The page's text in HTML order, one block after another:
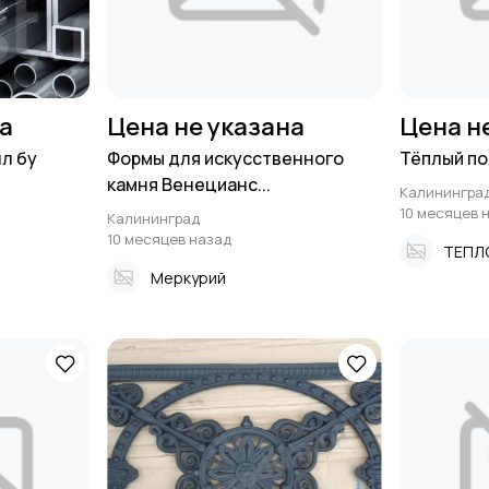
бу
Цена не указана
Формы для искусственного
камня Венецианс...
Калининград
10 месяцев назад
Меркурий
Цена
Тёплый
10 месяцев